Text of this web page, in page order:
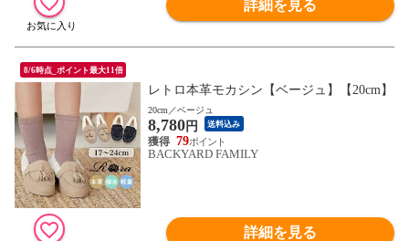
詳細を見る
8/6時点_ポイント最大11倍
レトロ本革モカシン【ベージュ】【20cm】
20cm／ベージュ
8,780円 送料込み
79
BACKYARD FAMILY
詳細を見る